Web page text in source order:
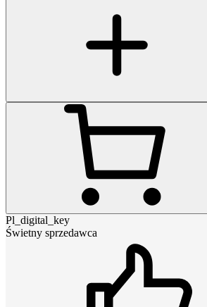
Pl_digital_key
Świetny sprzedawca